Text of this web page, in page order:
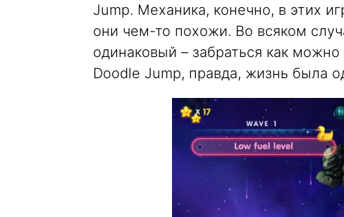
Jump. Механика, конечно, в этих
они чем-то похожи. Во всяком
одинаковый – забраться как
Doodle Jump, правда, жизнь была